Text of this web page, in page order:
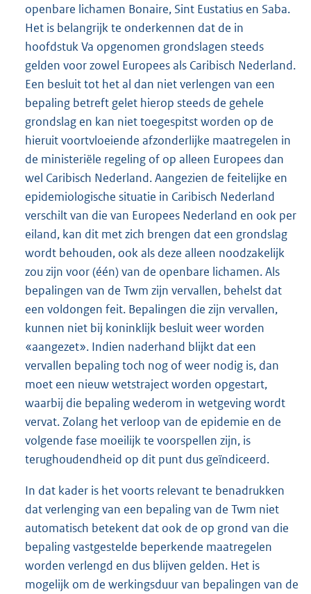
openbare lichamen Bonaire, Sint Eustatius en Saba.
Het is belangrijk te onderkennen dat de in
hoofdstuk Va opgenomen grondslagen steeds
gelden voor zowel Europees als Caribisch Nederland.
Een besluit tot het al dan niet verlengen van een
bepaling betreft gelet hierop steeds de gehele
grondslag en kan niet toegespitst worden op de
hieruit voortvloeiende afzonderlijke maatregelen in
de ministeriële regeling of op alleen Europees dan
wel Caribisch Nederland. Aangezien de feitelijke en
epidemiologische situatie in Caribisch Nederland
verschilt van die van Europees Nederland en ook per
eiland, kan dit met zich brengen dat een grondslag
wordt behouden, ook als deze alleen noodzakelijk
zou zijn voor (één) van de openbare lichamen. Als
bepalingen van de Twm zijn vervallen, behelst dat
een voldongen feit. Bepalingen die zijn vervallen,
kunnen niet bij koninklijk besluit weer worden
«aangezet». Indien naderhand blijkt dat een
vervallen bepaling toch nog of weer nodig is, dan
moet een nieuw wetstraject worden opgestart,
waarbij die bepaling wederom in wetgeving wordt
vervat. Zolang het verloop van de epidemie en de
volgende fase moeilijk te voorspellen zijn, is
terughoudendheid op dit punt dus geïndiceerd.
In dat kader is het voorts relevant te benadrukken
dat verlenging van een bepaling van de Twm niet
automatisch betekent dat ook de op grond van die
bepaling vastgestelde beperkende maatregelen
worden verlengd en dus blijven gelden. Het is
mogelijk om de werkingsduur van bepalingen van de